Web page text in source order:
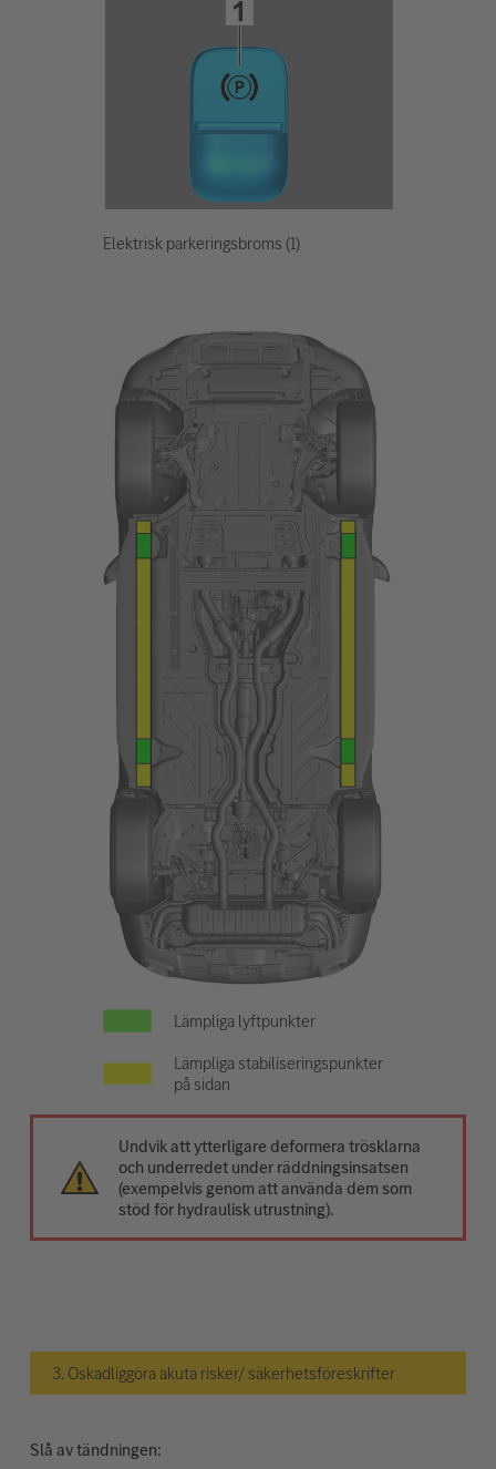
Elektrisk parkeringsbroms (1)
Lämpliga lyftpunkter
Lämpliga stabiliseringspunkter
på sidan
Undvik att ytterligare deformera trösklarna
och underredet under räddningsinsatsen
(exempelvis genom att använda dem som
stöd för hydraulisk utrustning).
3. Oskadliggöra akuta risker/ säkerhetsföreskrifter
Slå av tändningen: